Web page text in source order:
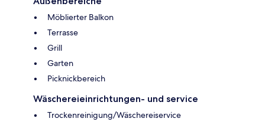
Möblierter Balkon
Terrasse
Grill
Garten
Picknickbereich
Wäschereieinrichtungen- und service
Trockenreinigung/Wäschereiservice